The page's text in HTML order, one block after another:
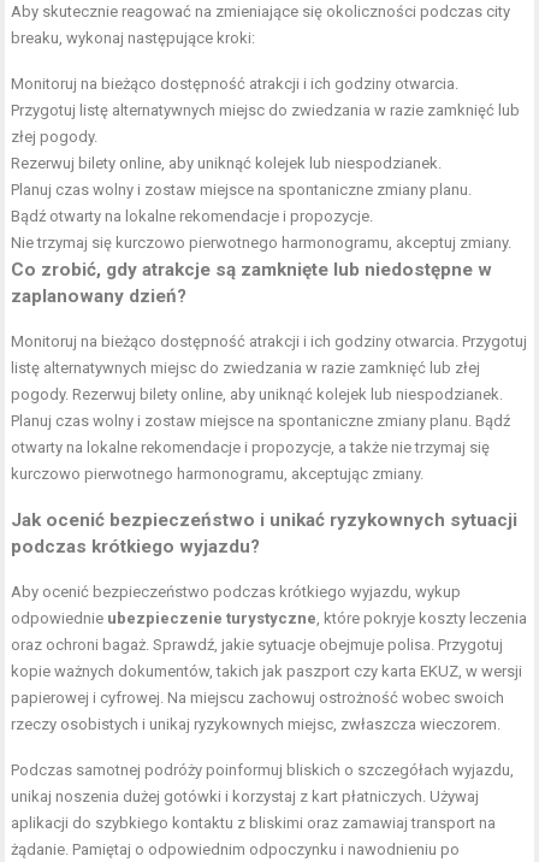
Aby skutecznie reagować na zmieniające się okoliczności podczas city
breaku, wykonaj następujące kroki:
Monitoruj na bieżąco dostępność atrakcji i ich godziny otwarcia.
Przygotuj listę alternatywnych miejsc do zwiedzania w razie zamknięć lub
złej pogody.
Rezerwuj bilety online, aby uniknąć kolejek lub niespodzianek.
Planuj czas wolny i zostaw miejsce na spontaniczne zmiany planu.
Bądź otwarty na lokalne rekomendacje i propozycje.
Nie trzymaj się kurczowo pierwotnego harmonogramu, akceptuj zmiany.
Co zrobić, gdy atrakcje są zamknięte lub niedostępne w
zaplanowany dzień?
Monitoruj na bieżąco dostępność atrakcji i ich godziny otwarcia. Przygotuj
listę alternatywnych miejsc do zwiedzania w razie zamknięć lub złej
pogody. Rezerwuj bilety online, aby uniknąć kolejek lub niespodzianek.
Planuj czas wolny i zostaw miejsce na spontaniczne zmiany planu. Bądź
otwarty na lokalne rekomendacje i propozycje, a także nie trzymaj się
kurczowo pierwotnego harmonogramu, akceptując zmiany.
Jak ocenić bezpieczeństwo i unikać ryzykownych sytuacji
podczas krótkiego wyjazdu?
Aby ocenić bezpieczeństwo podczas krótkiego wyjazdu, wykup
odpowiednie ubezpieczenie turystyczne, które pokryje koszty leczenia
oraz ochroni bagaż. Sprawdź, jakie sytuacje obejmuje polisa. Przygotuj
kopie ważnych dokumentów, takich jak paszport czy karta EKUZ, w wersji
papierowej i cyfrowej. Na miejscu zachowuj ostrożność wobec swoich
rzeczy osobistych i unikaj ryzykownych miejsc, zwłaszcza wieczorem.
Podczas samotnej podróży poinformuj bliskich o szczegółach wyjazdu,
unikaj noszenia dużej gotówki i korzystaj z kart płatniczych. Używaj
aplikacji do szybkiego kontaktu z bliskimi oraz zamawiaj transport na
żądanie. Pamiętaj o odpowiednim odpoczynku i nawodnieniu po